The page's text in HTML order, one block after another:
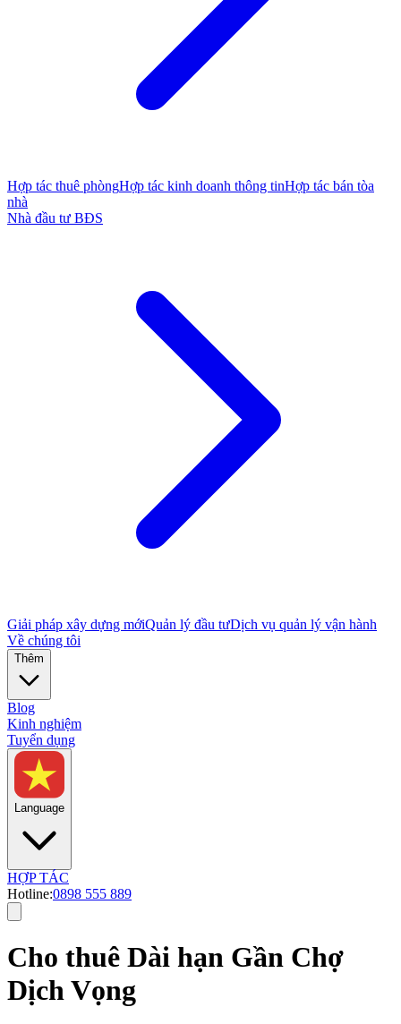
Hợp tác thuê phòngHợp tác kinh doanh thông tinHợp tác bán tòa
nhà
Nhà đầu tư BĐS
Giải pháp xây dựng mớiQuản lý đầu tưDịch vụ quản lý vận hành
Về chúng tôi
Thêm
Blog
Kinh nghiệm
Tuyển dụng
Language
HỢP TÁC
Hotline:0898 555 889
Cho thuê Dài hạn Gần Chợ
Dịch Vọng